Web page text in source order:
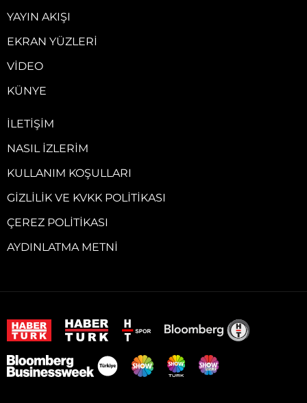
YAYIN AKIŞI
EKRAN YÜZLERI
VIDEO
KÜNYE
İLETIŞIM
NASIL İZLERIM
KULLANIM KOŞULLARI
GIZLILIK VE KVKK POLITIKASI
ÇEREZ POLITIKASI
AYDINLATMA METNI